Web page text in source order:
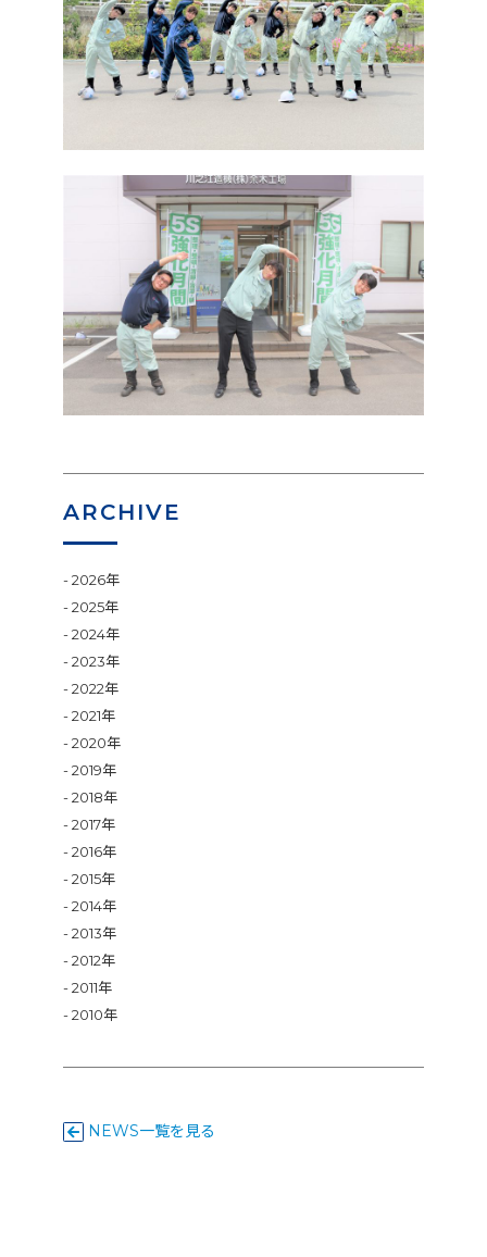
ARCHIVE
2026年
2025年
2024年
2023年
2022年
2021年
2020年
2019年
2018年
2017年
2016年
2015年
2014年
2013年
2012年
2011年
2010年
NEWS一覧を見る